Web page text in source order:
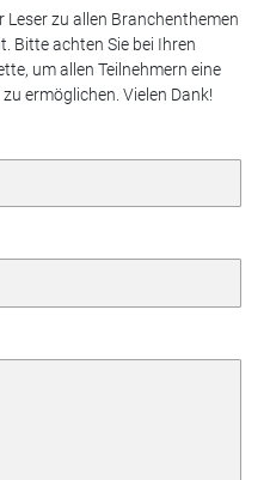
zu allen Branchenthemen
Bitte achten Sie bei Ihren
um allen Teilnehmern eine
ermöglichen. Vielen Dank!